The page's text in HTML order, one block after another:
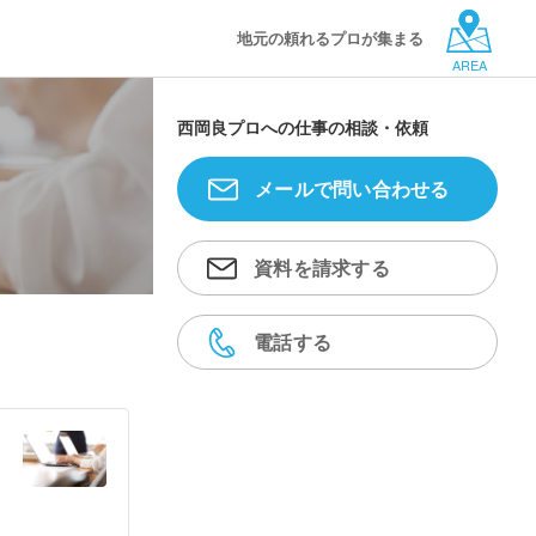
地元の頼れるプロが集まる
AREA
西岡良プロへの仕事の相談・依頼
メールで問い合わせる
資料を請求する
電話する